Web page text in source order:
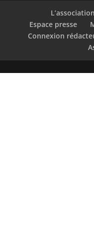
L’association
Espace presse
Connexion